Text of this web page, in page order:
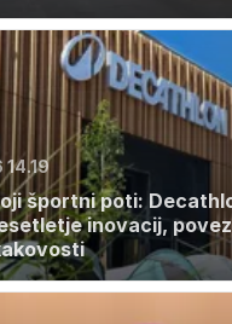
športni poti:
inovacij,